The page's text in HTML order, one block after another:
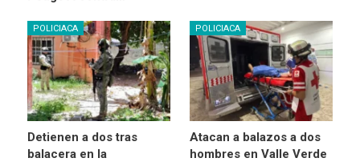
POLICIACA
Detienen a dos tras
balacera en la
POLICIACA
Atacan a balazos a dos
hombres en Valle Verde